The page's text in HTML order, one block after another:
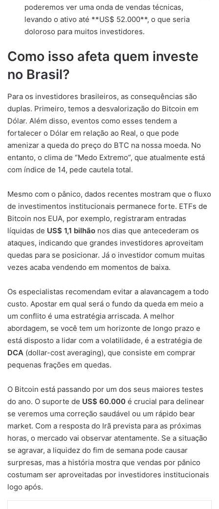
poderemos ver uma onda de vendas técnicas,
levando o ativo até **US$ 52.000**, o que seria
doloroso para muitos investidores.
Como isso afeta quem investe
no Brasil?
Para os investidores brasileiros, as consequências são
duplas. Primeiro, temos a desvalorização do Bitcoin em
Dólar. Além disso, eventos como esses tendem a
fortalecer o Dólar em relação ao Real, o que pode
amenizar a queda do preço do BTC na nossa moeda. No
entanto, o clima de “Medo Extremo”, que atualmente está
com índice de 14, pede cautela total.
Mesmo com o pânico, dados recentes mostram que o fluxo
de investimentos institucionais permanece forte. ETFs de
Bitcoin nos EUA, por exemplo, registraram entradas
líquidas de US$ 1,1 bilhão nos dias que antecederam os
ataques, indicando que grandes investidores aproveitam
quedas para se posicionar. Já o investidor comum muitas
vezes acaba vendendo em momentos de baixa.
Os especialistas recomendam evitar a alavancagem a todo
custo. Apostar em qual será o fundo da queda em meio a
um conflito é uma estratégia arriscada. A melhor
abordagem, se você tem um horizonte de longo prazo e
está disposto a lidar com a volatilidade, é a estratégia de
DCA (dollar-cost averaging), que consiste em comprar
pequenas frações em quedas.
O Bitcoin está passando por um dos seus maiores testes
do ano. O suporte de US$ 60.000 é crucial para delinear
se veremos uma correção saudável ou um rápido bear
market. Com a resposta do Irã prevista para as próximas
horas, o mercado vai observar atentamente. Se a situação
se agravar, a liquidez do fim de semana pode causar
surpresas, mas a história mostra que vendas por pânico
costumam ser aproveitadas por investidores institucionais
logo após.